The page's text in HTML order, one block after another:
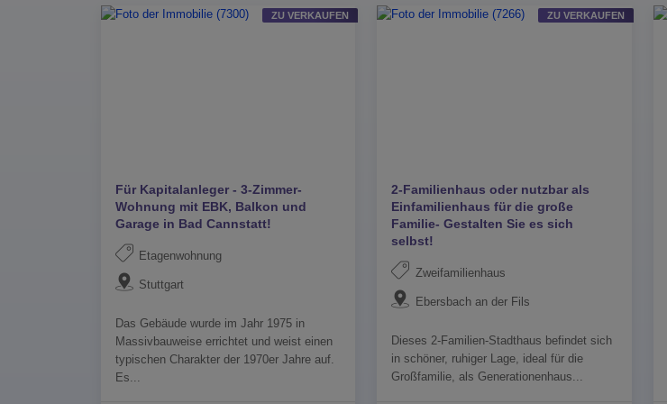
Für Kapitalanleger - 3-Zimmer-
Wohnung mit EBK, Balkon und
Garage in Bad Cannstatt!
Etagenwohnung
Stuttgart
Das Gebäude wurde im Jahr 1975 in
Massivbauweise errichtet und weist einen
typischen Charakter der 1970er Jahre auf.
Es...
ZU VERKAUFEN
2-Familienhaus oder nutzbar als
Einfamilienhaus für die große
Familie- Gestalten Sie es sich
selbst!
Zweifamilienhaus
Ebersbach an der Fils
Dieses 2-Familien-Stadthaus befindet sich
in schöner, ruhiger Lage, ideal für die
Großfamilie, als Generationenhaus...
ZU VERKAUFEN